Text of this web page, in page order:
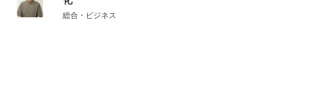
総合・ビジネス